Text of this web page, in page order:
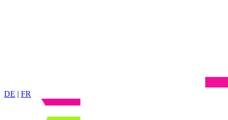
DE | FR